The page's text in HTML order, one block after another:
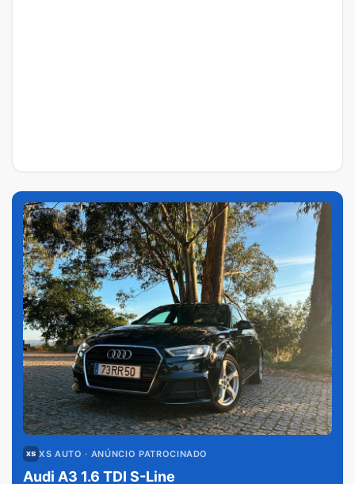
XS AUTO · ANÚNCIO PATROCINADO
Audi A3 1.6 TDI S-Line